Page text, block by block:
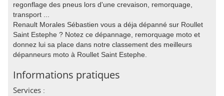
regonflage des pneus lors d'une crevaison, remorquage,
transport ...
Renault Morales Sébastien vous a déja dépanné sur Roullet
Saint Estephe ? Notez ce dépannage, remorquage moto et
donnez lui sa place dans notre classement des meilleurs
dépanneurs moto à Roullet Saint Estephe.
Informations pratiques
Services :